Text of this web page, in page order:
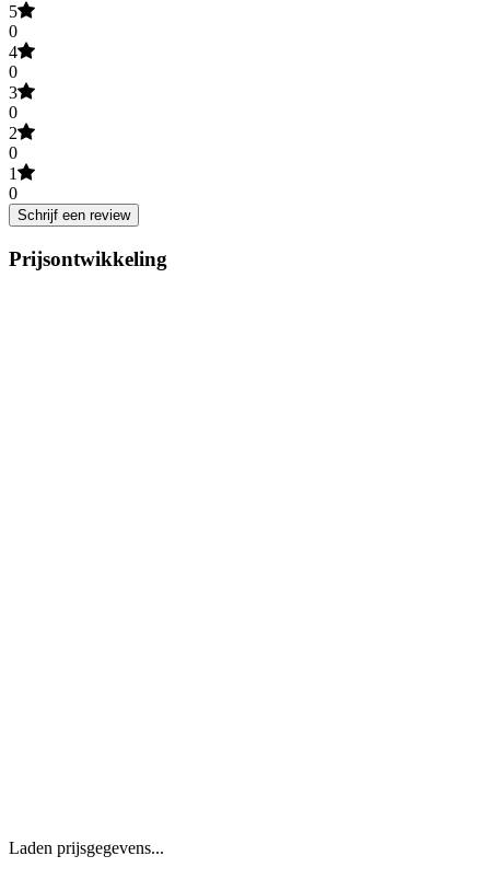
5
0
4
0
3
0
2
0
1
0
Schrijf een review
Prijsontwikkeling
Laden prijsgegevens...